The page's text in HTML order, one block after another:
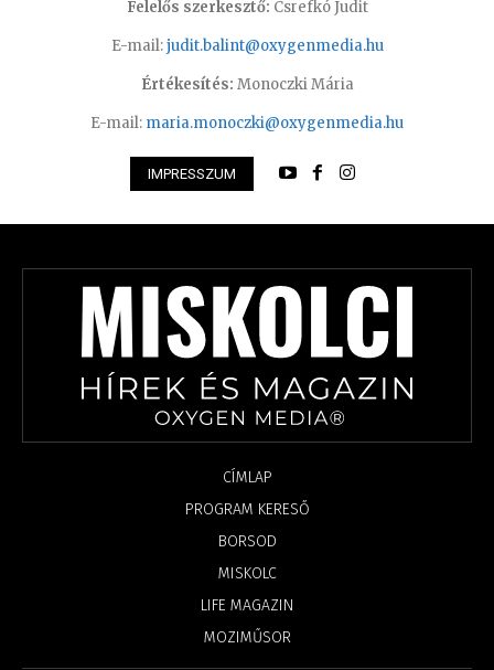
Felelős szerkesztő: Csrefkó Judit
E-mail:judit.balint@oxygenmedia.hu
Értékesítés: Monoczki Mária
E-mail: maria.monoczki@oxygenmedia.hu
IMPRESSZUM
CÍMLAP
PROGRAM KERESŐ
BORSOD
MISKOLC
LIFE MAGAZIN
MOZIMŰSOR